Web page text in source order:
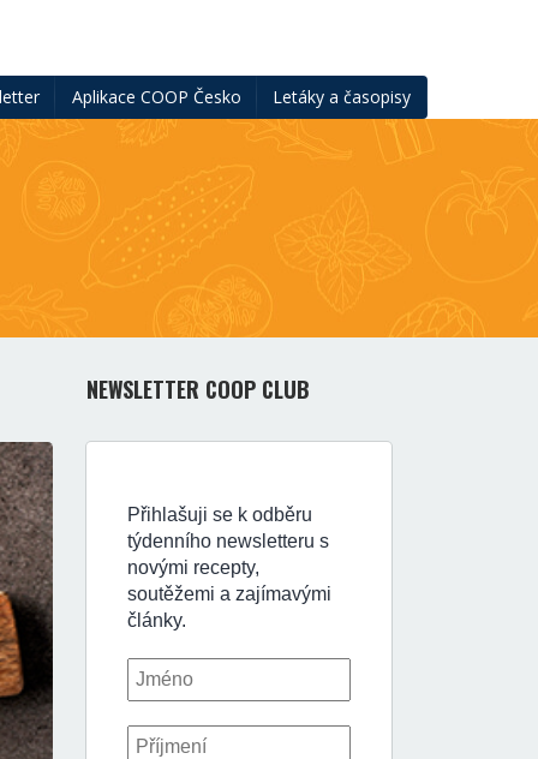
Aplikace COOP Česko Letáky a časopisy
NEWSLETTER COOP CLUB